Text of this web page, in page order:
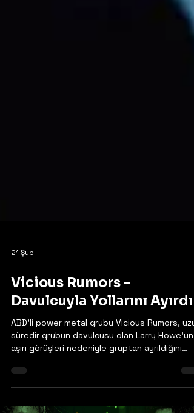
21 Şub
Vicious Rumors -
Davulcuyla Yollarını Ayırdı
ABD'li power metal grubu Vicious Rumors,
süredir grubun davulcusu olan Larry Howe'un
açıklamalarının tamamı aşağıda okunabilir.